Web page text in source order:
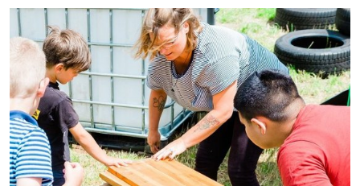
Cookie Laufzeit:
1 Jahr
SPENDENFORMULAR
Warum bitten wir darum für das Spendenformular
Daten übertragen zu dürfen?
Es werden Daten an HelpDirect und an Google
übertragen. Wir verwenden auf der Spendenseite